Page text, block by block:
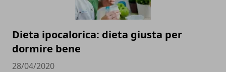
Dieta ipocalorica: dieta giusta per
dormire bene
28/04/2020